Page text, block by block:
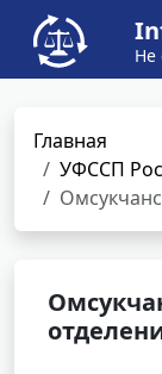
Не
Главная
УФССП